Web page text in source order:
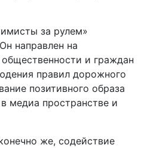
за рулем»
направлен на
и граждан
правил дорожного
позитивного образа
медиа пространстве и
же, содействие